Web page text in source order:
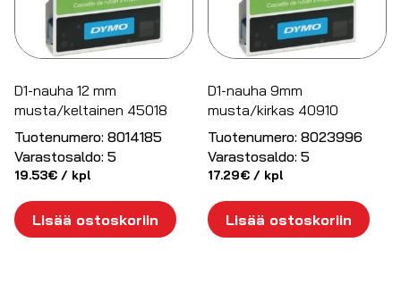
D1-nauha 12 mm
musta/keltainen 45018
Tuotenumero: 8014185
Varastosaldo: 5
19.53€ / kpl
Lisää ostoskoriin
D1-nauha 9mm
musta/kirkas 40910
Tuotenumero: 8023996
Varastosaldo: 5
17.29€ / kpl
Lisää ostoskoriin